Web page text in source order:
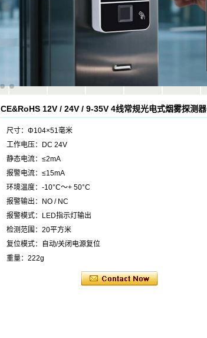
CE&RoHS 12V / 24V / 9-35V 4线常规光电式烟雾探测器
尺寸：Φ104×51毫米
工作电压：DC 24V
静态电流：≤2mA
报警电流：≤15mA
环境温度：-10°C〜+ 50°C
报警输出：NO / NC
报警模式：LED指示灯输出
检测范围：20平方米
复位模式：自动/关闭电源复位
重量：222g